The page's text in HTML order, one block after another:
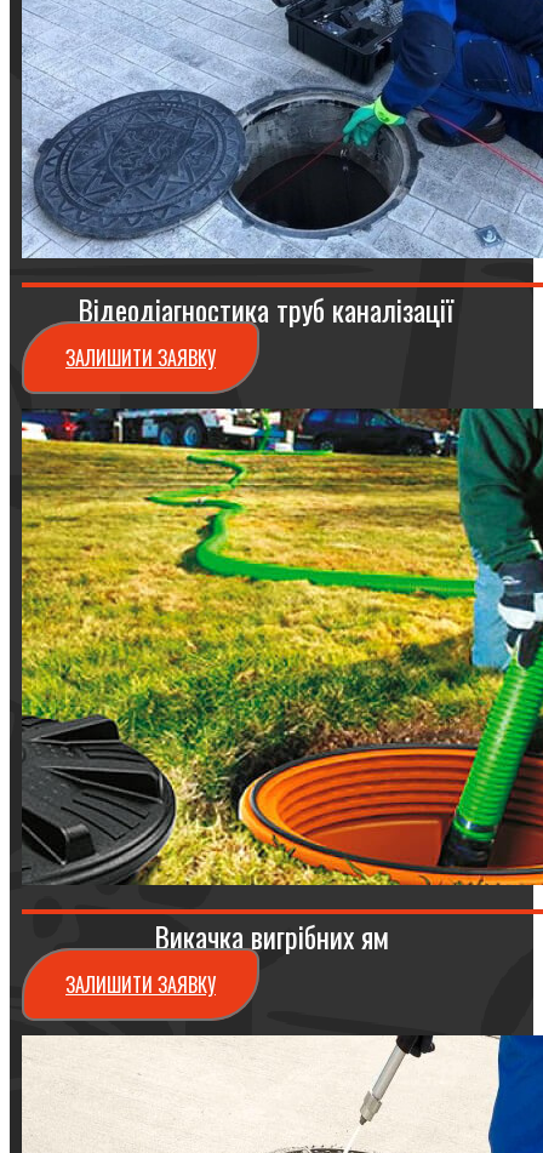
Відеодіагностика труб каналізації
ЗАЛИШИТИ ЗАЯВКУ
Викачка вигрібних ям
ЗАЛИШИТИ ЗАЯВКУ